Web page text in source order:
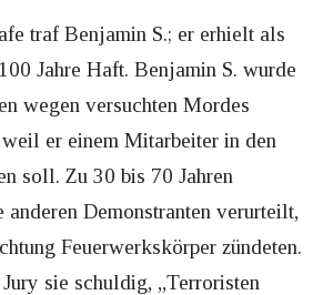
traf Benjamin S.; er erhielt als
Jahre Haft. Benjamin S. wurde
wegen versuchten Mordes
er einem Mitarbeiter in den
soll. Zu 30 bis 70 Jahren
Demonstranten verurteilt,
Feuerwerkskörper zündeten.
sie schuldig, „Terroristen